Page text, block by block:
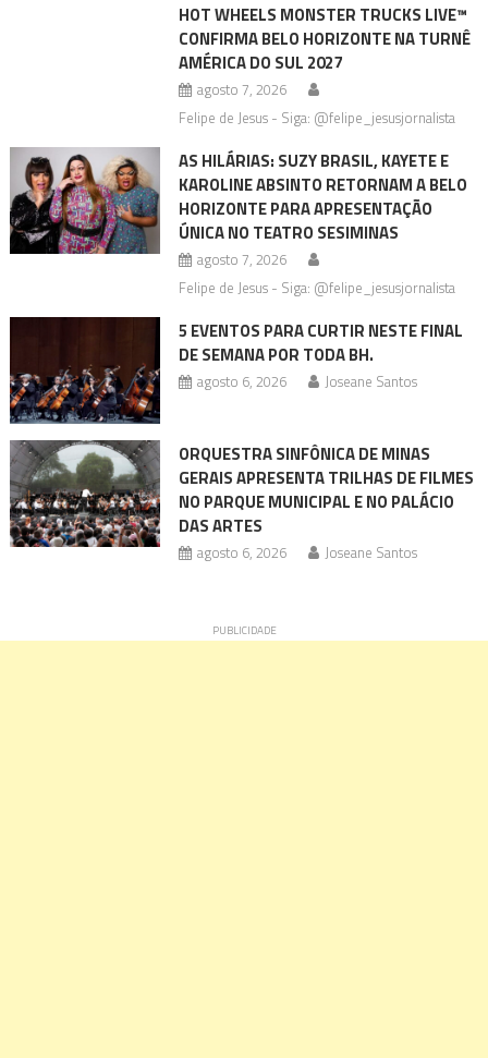
HOT WHEELS MONSTER TRUCKS LIVE™
CONFIRMA BELO HORIZONTE NA TURNÊ
AMÉRICA DO SUL 2027
agosto 7, 2026
Felipe de Jesus - Siga: @felipe_jesusjornalista
AS HILÁRIAS: SUZY BRASIL, KAYETE E
KAROLINE ABSINTO RETORNAM A BELO
HORIZONTE PARA APRESENTAÇÃO
ÚNICA NO TEATRO SESIMINAS
agosto 7, 2026
Felipe de Jesus - Siga: @felipe_jesusjornalista
5 EVENTOS PARA CURTIR NESTE FINAL
DE SEMANA POR TODA BH.
agosto 6, 2026 Joseane Santos
ORQUESTRA SINFÔNICA DE MINAS
GERAIS APRESENTA TRILHAS DE FILMES
NO PARQUE MUNICIPAL E NO PALÁCIO
DAS ARTES
agosto 6, 2026 Joseane Santos